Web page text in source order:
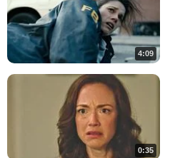
4:09
0:35